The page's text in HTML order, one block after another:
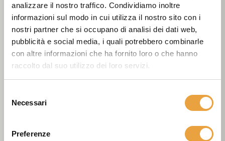
analizzare il nostro traffico. Condividiamo inoltre
informazioni sul modo in cui utilizza il nostro sito con i
nostri partner che si occupano di analisi dei dati web,
pubblicità e social media, i quali potrebbero combinarle
con altre informazioni che ha fornito loro o che hanno
raccolto dal suo utilizzo dei loro servizi.
delNecessari
Preferenze
Bagnoli di Sopra (PD) Italy
REA PD-442616
PEC: dike.srl@pec.it
Nord Italia, Francia, Svizzera
Centro-sud Italia, Resto EU